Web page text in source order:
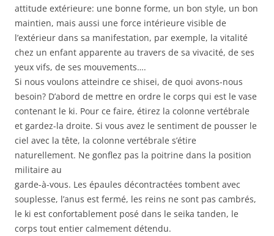
attitude extérieure: une bonne forme, un bon style, un bon
maintien, mais aussi une force intérieure visible de
l’extérieur dans sa manifestation, par exemple, la vitalité
chez un enfant apparente au travers de sa vivacité, de ses
yeux vifs, de ses mouvements….
Si nous voulons atteindre ce shisei, de quoi avons-nous
besoin? D’abord de mettre en ordre le corps qui est le vase
contenant le ki. Pour ce faire, étirez la colonne vertébrale
et gardez-la droite. Si vous avez le sentiment de pousser le
ciel avec la tête, la colonne vertébrale s’étire
naturellement. Ne gonflez pas la poitrine dans la position
militaire au
garde-à-vous. Les épaules décontractées tombent avec
souplesse, l’anus est fermé, les reins ne sont pas cambrés,
le ki est confortablement posé dans le seika tanden, le
corps tout entier calmement détendu.